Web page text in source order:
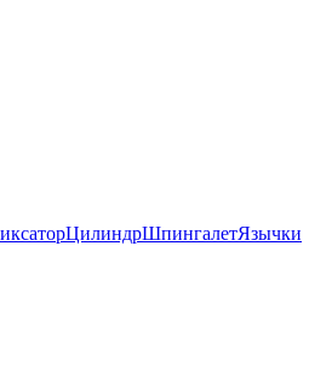
ЦилиндрШпингалетЯзычки